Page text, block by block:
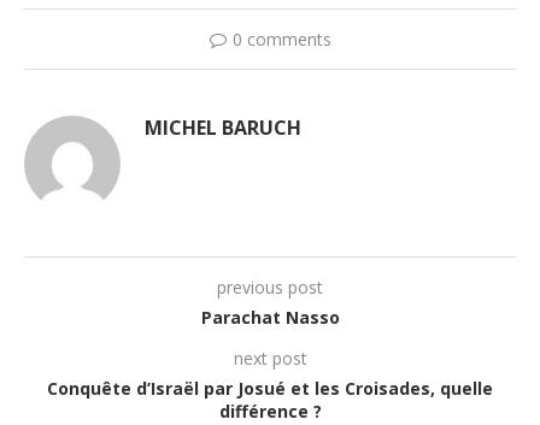
0 comments
MICHEL BARUCH
previous post
Parachat Nasso
next post
Conquête d’Israël par Josué et les Croisades, quelle
différence ?